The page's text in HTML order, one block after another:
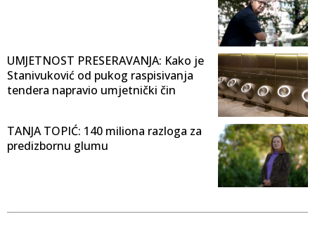
UMJETNOST PRESERAVANJA: Kako je
Stanivuković od pukog raspisivanja
tendera napravio umjetnički čin
TANJA TOPIĆ: 140 miliona razloga za
predizbornu glumu